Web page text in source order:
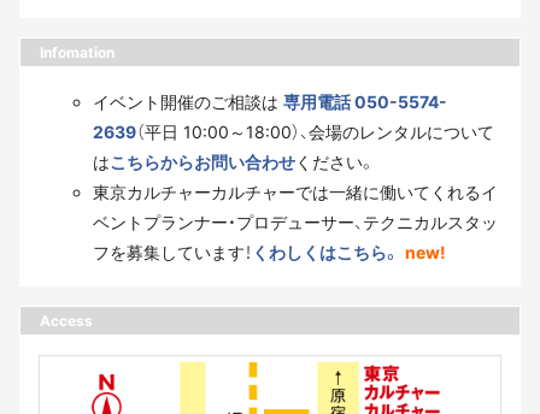
Infomation
イベント開催のご相談は 専用電話 050-5574-
2639（平日 10:00～18:00）、会場のレンタルについて
はこちらからお問い合わせください。
東京カルチャーカルチャーでは一緒に働いてくれるイ
ベントプランナー・プロデューサー、テクニカルスタッ
フを募集しています！ くわしくはこちら。 new!
Access